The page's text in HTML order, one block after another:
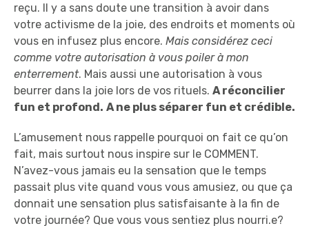
reçu. Il y a sans doute une transition à avoir dans
votre activisme de la joie, des endroits et moments où
vous en infusez plus encore. Mais considérez ceci
comme votre autorisation à vous poiler à mon
enterrement. Mais aussi une autorisation à vous
beurrer dans la joie lors de vos rituels. A réconcilier
fun et profond. A ne plus séparer fun et crédible.
L’amusement nous rappelle pourquoi on fait ce qu’on
fait, mais surtout nous inspire sur le COMMENT.
N’avez-vous jamais eu la sensation que le temps
passait plus vite quand vous vous amusiez, ou que ça
donnait une sensation plus satisfaisante à la fin de
votre journée? Que vous vous sentiez plus nourri.e?